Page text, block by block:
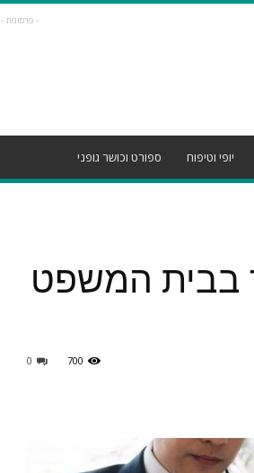
- פרסומת -
יופי וטיפוח ספורט וכושר גופני
בבית המשפט
0 700